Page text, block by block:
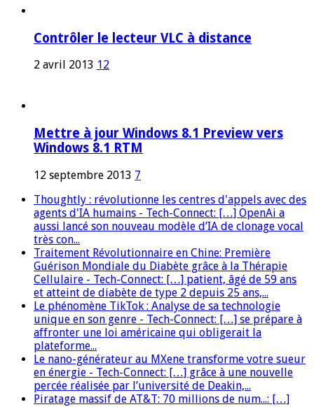
Contrôler le lecteur VLC à distance
2 avril 2013 12
Mettre à jour Windows 8.1 Preview vers
Windows 8.1 RTM
12 septembre 2013 7
Thoughtly : révolutionne les centres d'appels avec des
agents d'IA humains - Tech-Connect: […] OpenAi a
aussi lancé son nouveau modèle d’IA de clonage vocal
très con...
Traitement Révolutionnaire en Chine: Première
Guérison Mondiale du Diabète grâce à la Thérapie
Cellulaire - Tech-Connect: […] patient, âgé de 59 ans
et atteint de diabète de type 2 depuis 25 ans,...
Le phénomène TikTok : Analyse de sa technologie
unique en son genre - Tech-Connect: […] se prépare à
affronter une loi américaine qui obligerait la
plateforme...
Le nano-générateur au MXene transforme votre sueur
en énergie - Tech-Connect: […] grâce à une nouvelle
percée réalisée par l’université de Deakin,...
Piratage massif de AT&T: 70 millions de num...: […]